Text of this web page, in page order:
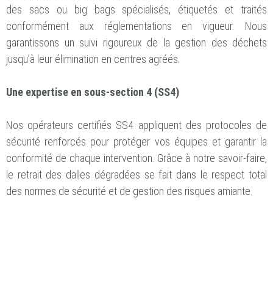
des sacs ou big bags spécialisés, étiquetés et traités
conformément aux réglementations en vigueur. Nous
garantissons un suivi rigoureux de la gestion des déchets
jusqu’à leur élimination en centres agréés.
Une expertise en sous-section 4 (SS4)
Nos opérateurs certifiés SS4 appliquent des protocoles de
sécurité renforcés pour protéger vos équipes et garantir la
conformité de chaque intervention. Grâce à notre savoir-faire,
le retrait des dalles dégradées se fait dans le respect total
des normes de sécurité et de gestion des risques amiante.